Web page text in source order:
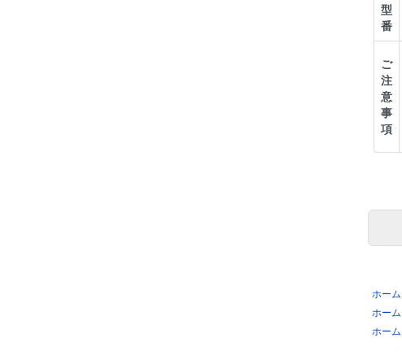
型
番
ご
注
意
事
項
ホーム
ホーム
ホーム